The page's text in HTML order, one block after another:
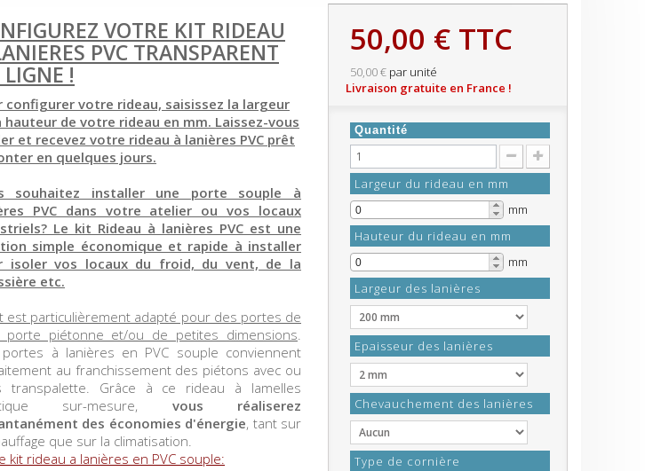
VOTRE KIT RIDEAU
PVC TRANSPARENT
LIGNE !
configurer votre rideau, saisissez la largeur
hauteur de votre rideau en mm. Laissez-vous
et recevez votre rideau à lanières PVC prêt
en quelques jours.
souhaitez installer une porte souple à
PVC dans votre atelier ou vos locaux
Le kit Rideau à lanières PVC est une
simple économique et rapide à installer
isoler vos locaux du froid, du vent, de la
etc.
est particulièrement adapté pour des portes de
porte piétonne et/ou de petites dimensions
portes à lanières en PVC souple conviennent
au franchissement des piétons avec ou
transpalette. Grâce à ce rideau à lamelles
sur-mesure, vous réaliserez
des économies d'énergie, tant sur
que sur la climatisation.
kit rideau a lanières en PVC souple:
50,00 €TTC
50,00 €par unité
Livraison gratuite en France !
Quantité
Largeur du rideau en mm
mm
Hauteur du rideau en mm
mm
Largeur des lanières
Epaisseur des lanières
Chevauchement des lanières
Type de cornière